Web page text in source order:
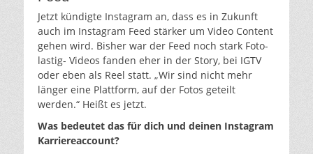
Jetzt kündigte Instagram an, dass es in Zukunft
auch im Instagram Feed stärker um Video Content
gehen wird. Bisher war der Feed noch stark Foto-
lastig- Videos fanden eher in der Story, bei IGTV
oder eben als Reel statt. „Wir sind nicht mehr
länger eine Plattform, auf der Fotos geteilt
werden.“ Heißt es jetzt.
Was bedeutet das für dich und deinen Instagram
Karriereaccount?